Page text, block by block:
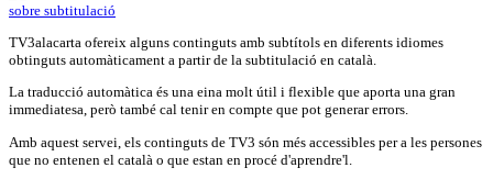
sobre subtitulació
TV3alacarta ofereix alguns continguts amb subtítols en diferents idiomes
obtinguts automàticament a partir de la subtitulació en català.
La traducció automàtica és una eina molt útil i flexible que aporta una gran
immediatesa, però també cal tenir en compte que pot generar errors.
Amb aquest servei, els continguts de TV3 són més accessibles per a les persones
que no entenen el català o que estan en procé d'aprendre'l.